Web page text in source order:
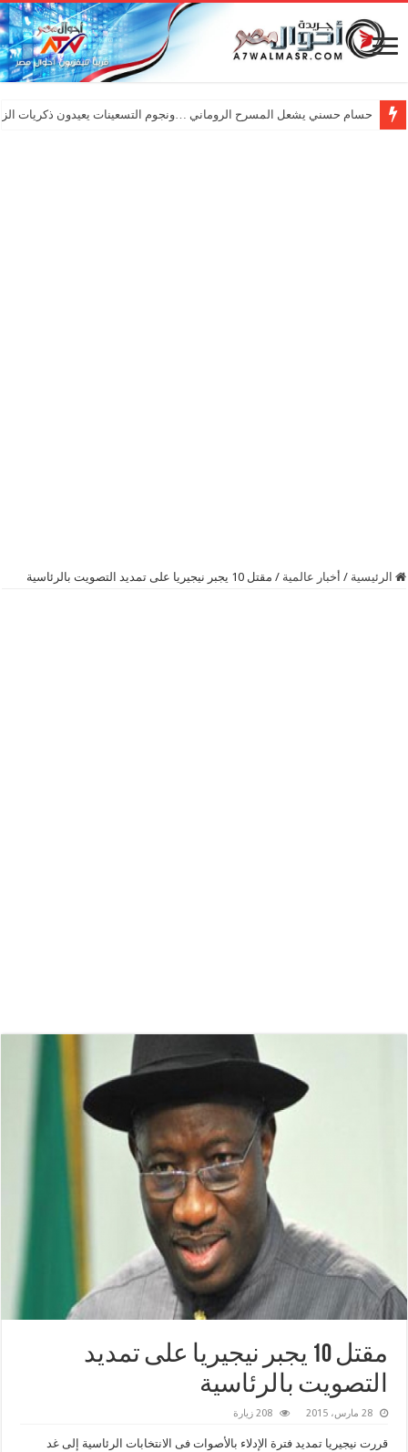
حسام حسني يشعل المسرح الروماني …ونجوم التسعينات يعيدون ذكريات
الرئيسية / أخبار عالمية / مقتل 10 يجبر نيجيريا على تمديد التصويت بالرئاسية
مقتل 10 يجبر نيجيريا على تمديد
التصويت بالرئاسية
28 مارس، 2015 208 زيارة
قررت نيجيريا تمديد فترة الإدلاء بالأصوات فى الانتخابات الرئاسية إلى غد